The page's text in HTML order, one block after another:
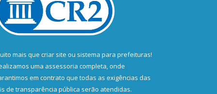
mais que criar site ou sistema para prefeituras!
uma assessoria completa, onde
em contrato que todas as exigências das
de transparência pública serão atendidas.